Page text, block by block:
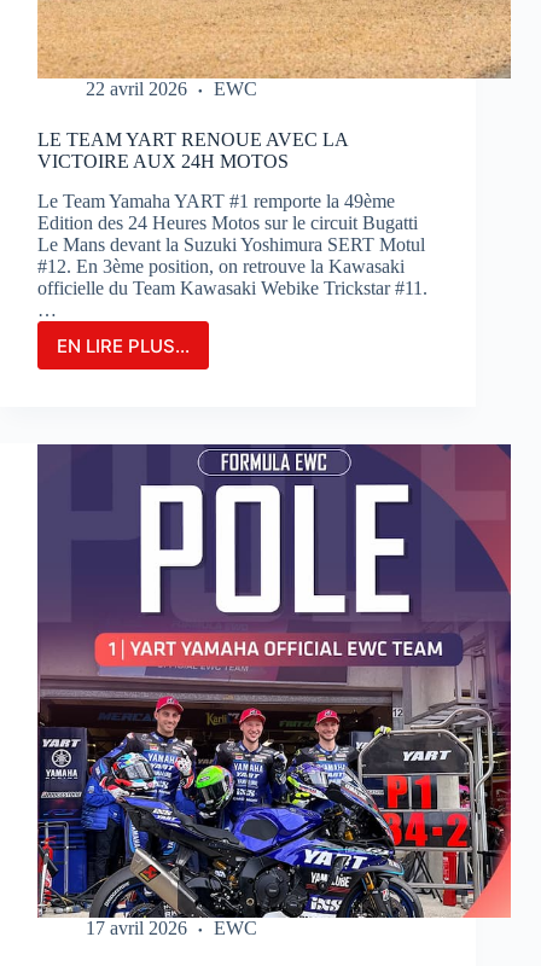
22 avril 2026 EWC
LE TEAM YART RENOUE AVEC LA
VICTOIRE AUX 24H MOTOS
Le Team Yamaha YART #1 remporte la 49ème
Edition des 24 Heures Motos sur le circuit Bugatti
Le Mans devant la Suzuki Yoshimura SERT Motul
#12. En 3ème position, on retrouve la Kawasaki
officielle du Team Kawasaki Webike Trickstar #11.
…
EN LIRE PLUS...
LE
AVEC
VICTOIRE
MOTOS
17 avril 2026 EWC